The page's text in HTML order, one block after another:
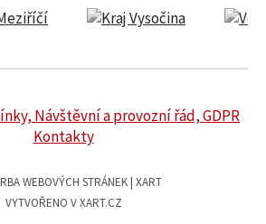
Návštěvní a provozní řád, GDPR
Kontakty
VYTVOŘENO V XART.CZ